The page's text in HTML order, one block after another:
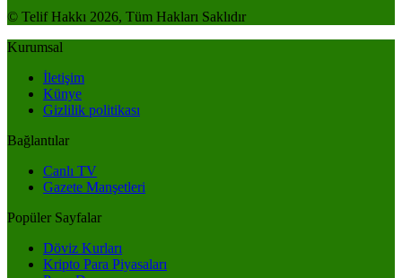
© Telif Hakkı 2026, Tüm Hakları Saklıdır
Kurumsal
İletişim
Künye
Gizlilik politikası
Bağlantılar
Canlı TV
Gazete Manşetleri
Popüler Sayfalar
Döviz Kurları
Kripto Para Piyasaları